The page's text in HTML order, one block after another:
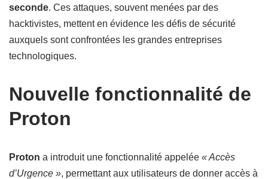
seconde. Ces attaques, souvent menées par des
hacktivistes, mettent en évidence les défis de sécurité
auxquels sont confrontées les grandes entreprises
technologiques.
Nouvelle fonctionnalité de
Proton
Proton a introduit une fonctionnalité appelée « Accès
d’Urgence », permettant aux utilisateurs de donner accès à